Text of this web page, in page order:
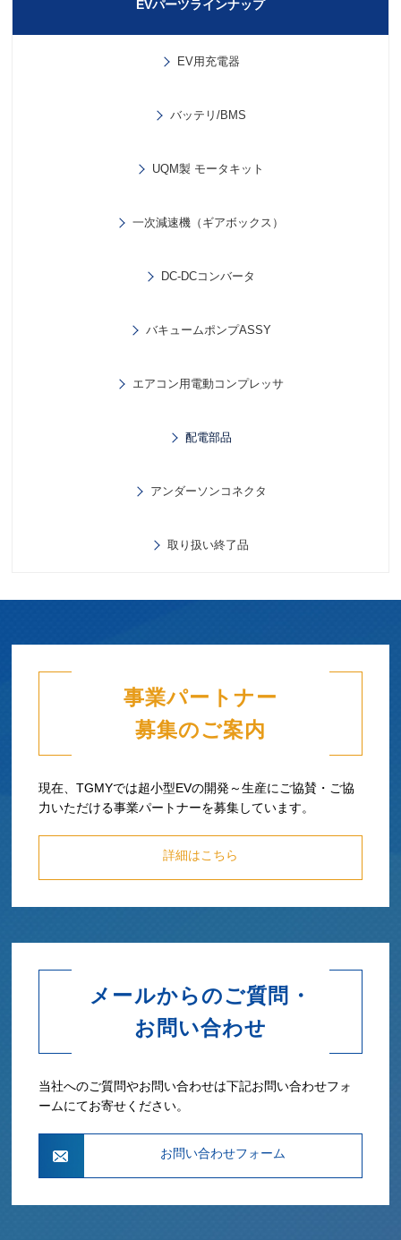
EVパーツラインナップ
EV用充電器
バッテリ/BMS
UQM製 モータキット
一次減速機（ギアボックス）
DC-DCコンバータ
バキュームポンプASSY
エアコン用電動コンプレッサ
配電部品
アンダーソンコネクタ
取り扱い終了品
事業パートナー
募集のご案内
現在、TGMYでは超小型EVの開発～生産にご協賛・ご協
力いただける事業パートナーを募集しています。
詳細はこちら
メールからのご質問・
お問い合わせ
当社へのご質問やお問い合わせは下記お問い合わせフォ
ームにてお寄せください。
お問い合わせフォーム